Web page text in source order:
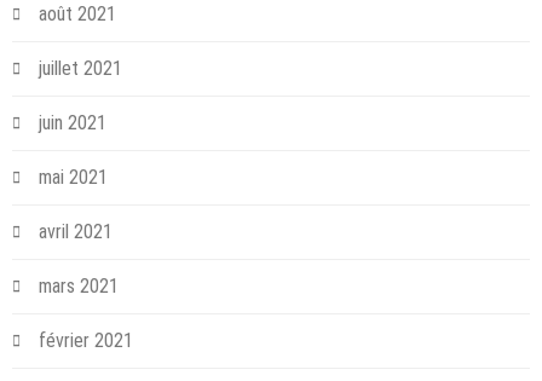
août 2021
juillet 2021
juin 2021
mai 2021
avril 2021
mars 2021
février 2021